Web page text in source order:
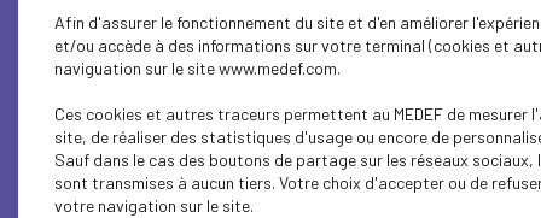
1... 17 16 15 14 13 12 11 10 9
Afin d'assurer le fonctionnement du site et d'en améliorer
et/ou accède à des informations sur votre terminal (cookies et
naviguation sur le site www.medef.com.
Ces cookies et autres traceurs permettent au MEDEF de mesurer
site, de réaliser des statistiques d'usage ou encore de
Sauf dans le cas des boutons de partage sur les réseaux
sont transmises à aucun tiers. Votre choix d'accepter ou de
votre navigation sur le site.